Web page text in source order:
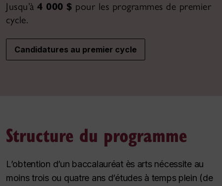
Jusqu’à 4 000 $ pour les programmes de premier
cycle.
Candidatures au premier cycle
Structure du programme
L’obtention d’un baccalauréat ès arts nécessite au
moins trois ou quatre ans d’études à temps plein (de